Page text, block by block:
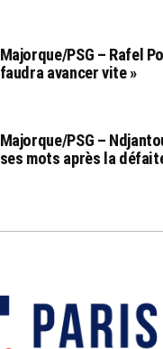
Majorque/PSG – Rafel
faudra avancer vite »
Majorque/PSG –
ses mots après la